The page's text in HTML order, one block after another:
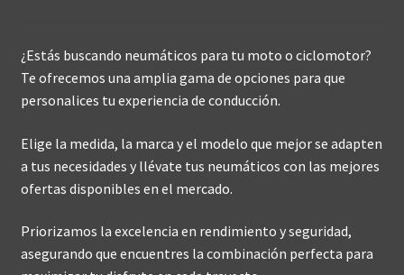
¿Estás buscando neumáticos para tu moto o ciclomotor?
Te ofrecemos una amplia gama de opciones para que
personalices tu experiencia de conducción.
Elige la medida, la marca y el modelo que mejor se adapten
a tus necesidades y llévate tus neumáticos con las mejores
ofertas disponibles en el mercado.
Priorizamos la excelencia en rendimiento y seguridad,
asegurando que encuentres la combinación perfecta para